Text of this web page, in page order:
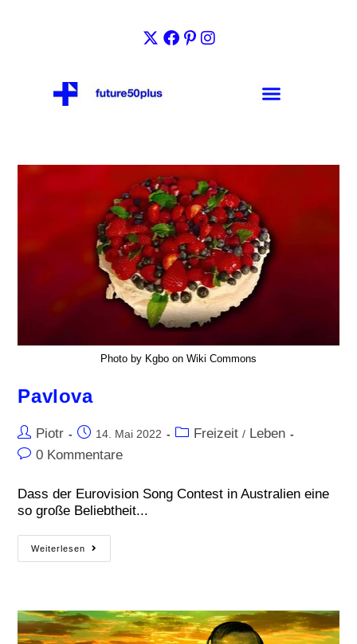
Photo by Kgbo on Wiki Commons
Pavlova
Piotr 14. Mai 2022 Freizeit / Leben
0 Kommentare
Dass der Eurovision Song Contest in Australien eine
so große Beliebtheit...
Weiterlesen